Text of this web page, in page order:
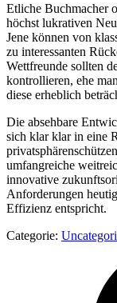
Etliche Buchmacher
höchst lukrativen
Jene können von
zu interessanten
Wettfreunde sollten
kontrollieren, ehe
diese erheblich
Die absehbare
sich klar klar in eine
umfangreiche
innovative
Anforderungen
Effizienz entspricht.
Categorie: